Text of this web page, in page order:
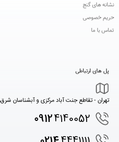
نشانه های گنج
حریم خصوصی
تماس با ما
پل های ارتباطی
تهران - تقاطع جنت آباد مرکزی و آبشناسان شرق،
09124140052